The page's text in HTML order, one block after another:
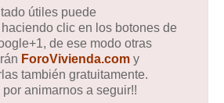
útiles puede
clic en los botones de
de ese modo otras
ForoVivienda.com y
también gratuitamente.
por animarnos a seguir!!